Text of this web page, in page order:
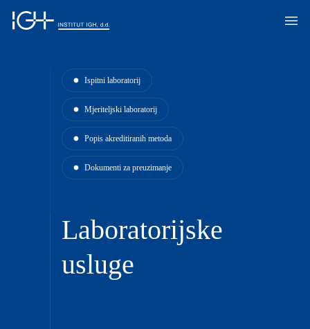
Ispitni laboratorij
Mjeriteljski laboratorij
Popis akreditiranih metoda
Dokumenti za preuzimanje
Laboratorijske
usluge